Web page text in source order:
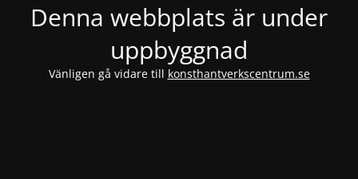
Denna webbplats är under
uppbyggnad
Vänligen gå vidare till konsthantverkscentrum.se